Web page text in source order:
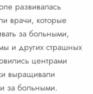
развивалась
врачи, которые
за больными,
и других страшных
центрами
выращивали
за больными.